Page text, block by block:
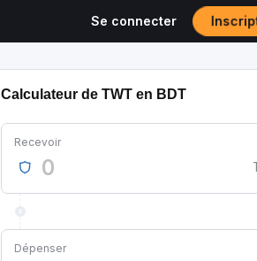
Se connecter
Calculateur de TWT en BDT
Recevoir
Dépenser